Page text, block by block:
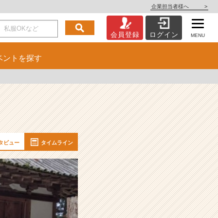
企業担当者様へ >
会員登録 ログイン MENU
ント を探す
ビュー タイムライン